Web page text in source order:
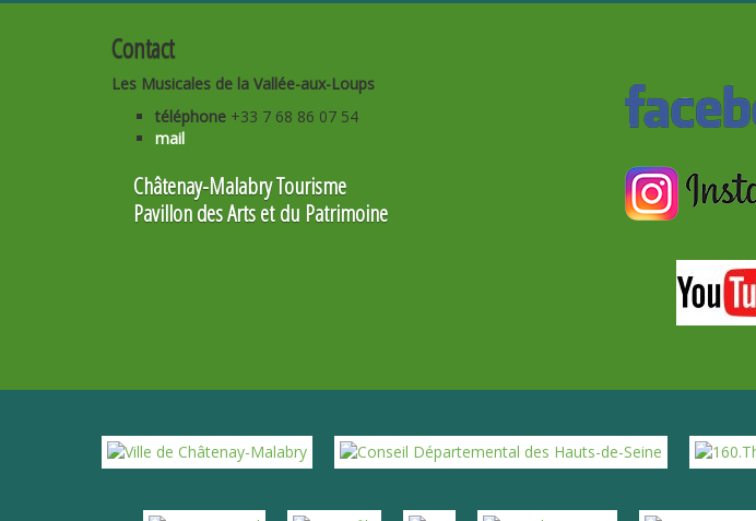
Contact
Les Musicales de la Vallée-aux-Loups
téléphone +33 7 68 86 07 54
mail
Châtenay-Malabry Tourisme
Pavillon des Arts et du Patrimoine